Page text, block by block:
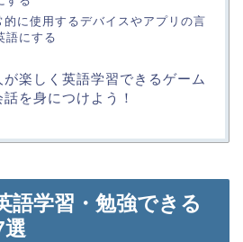
的に使用するデバイスやアプリの言
語にする
が楽しく英語学習できるゲーム
を身につけよう！
語学習・勉強できる
選